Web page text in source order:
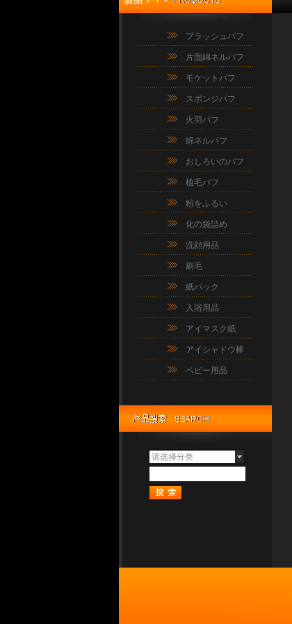
请选择分类
プラッシュパフ
片面綿ネルパフ
モケットパフ
スポンジパフ
火羽パフ
綿ネルパフ
おしろいのパフ
植毛パフ
粉をふるい
化の袋詰め
洗顔用品
刷毛
紙パック
入浴用品
アイマスク紙
アイシャドウ棒
ベビー用品